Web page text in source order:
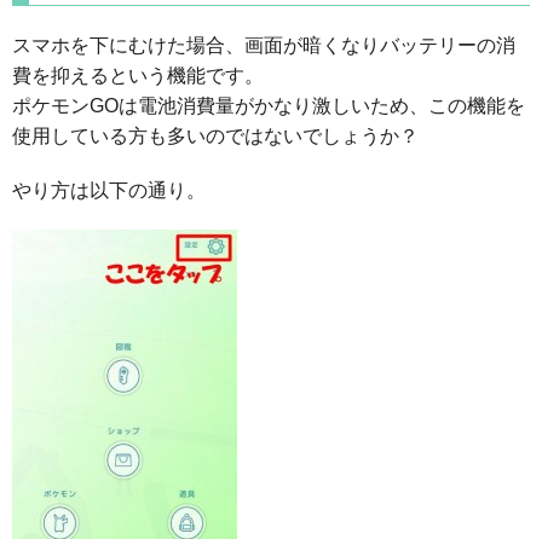
スマホを下にむけた場合、画面が暗くなりバッテリーの消
費を抑えるという機能です。
ポケモンGOは電池消費量がかなり激しいため、この機能を
使用している方も多いのではないでしょうか？
やり方は以下の通り。